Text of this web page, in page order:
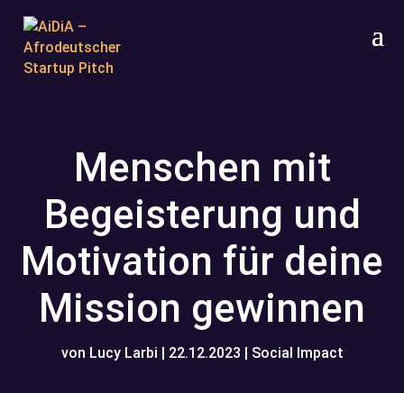
Menschen mit
Begeisterung und
Motivation für deine
Mission gewinnen
von Lucy Larbi | 22.12.2023 | Social Impact